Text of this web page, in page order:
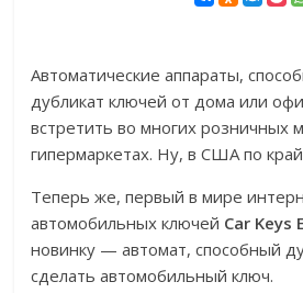
Автоматические аппараты,
дубликат ключей от дома или
встретить во многих розничных
гипермаркетах. Ну, в США по
Теперь же, первый в мире
автомобильных ключей Car Keys
новинку — автомат, способный
сделать автомобильный ключ.